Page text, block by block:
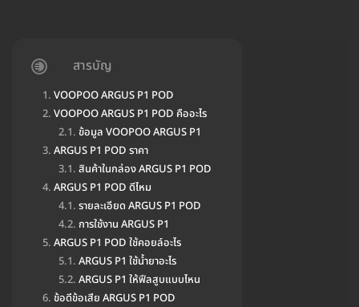
สารบัญ
VOOPOO ARGUS P1 POD
VOOPOO ARGUS P1 POD คืออะไร
ข้อมูล VOOPOO ARGUS P1
ARGUS P1 POD ราคา
สินค้าในกล่อง ARGUS P1 POD
ARGUS P1 POD ดีไหม
รายละเอียด ARGUS P1 POD
การใช้งาน ARGUS P1
ARGUS P1 POD ใช้คอยล์อะไร
ARGUS P1 ใช้น้ำยาอะไร
ARGUS P1 ให้ฟีลสูบแบบไหน
ข้อดีข้อเสีย ARGUS P1 POD